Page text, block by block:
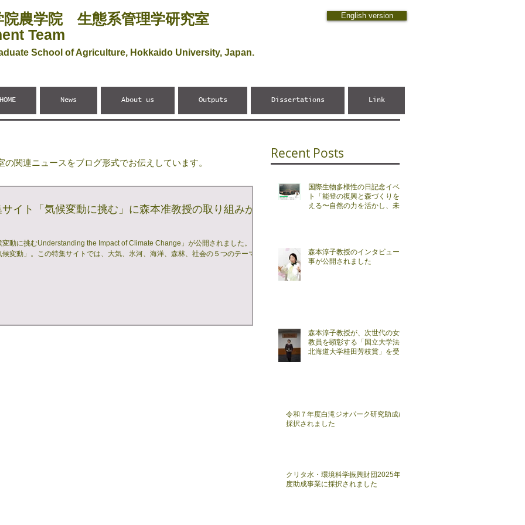
院農学院 生態系管理学研究室
Team
School of Agriculture, Hokkaido University, Japan.
English version
HOME News About us Outputs Dissertations Link
関連ニュースをブログ形式でお伝えしています。
イト「気候変動に挑む」に森本准教授の取り組みが掲
動に挑むUnderstanding the Impact of Climate Change」が公開されました。 本
変動」。この特集サイトでは、大気、氷河、海洋、森林、社会の５つのテーマで
Recent Posts
国際生物多様性の日記念イベン
ト「能登の復興と森づくりを考
える〜自然の力を活かし、未来
森本淳子教授のインタビュー記
事が公開されました
森本淳子教授が、次世代の女性
教員を顕彰する「国立大学法人
北海道大学桂田芳枝賞」を受賞
令和７年度白滝ジオパーク研究助成に
採択されました
クリタ水・環境科学振興財団2025年
度助成事業に採択されました